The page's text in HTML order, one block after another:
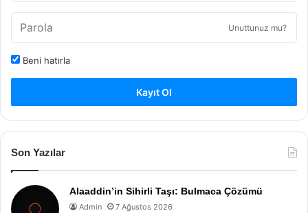
Unuttunuz mu?
Beni hatırla
Kayıt Ol
Son Yazılar
Alaaddin’in Sihirli Taşı: Bulmaca Çözümü
Admin 7 Ağustos 2026